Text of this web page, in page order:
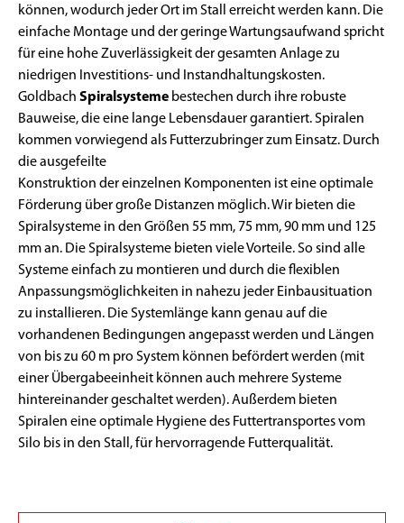
können, wodurch jeder Ort im Stall erreicht werden kann. Die
einfache Montage und der geringe Wartungsaufwand spricht
für eine hohe Zuverlässigkeit der gesamten Anlage zu
niedrigen Investitions- und Instandhaltungskosten.
Goldbach Spiralsysteme bestechen durch ihre robuste
Bauweise, die eine lange Lebensdauer garantiert. Spiralen
kommen vorwiegend als Futterzubringer zum Einsatz. Durch
die ausgefeilte
Konstruktion der einzelnen Komponenten ist eine optimale
Förderung über große Distanzen möglich. Wir bieten die
Spiralsysteme in den Größen 55 mm, 75 mm, 90 mm und 125
mm an. Die Spiralsysteme bieten viele Vorteile. So sind alle
Systeme einfach zu montieren und durch die flexiblen
Anpassungsmöglichkeiten in nahezu jeder Einbausituation
zu installieren. Die Systemlänge kann genau auf die
vorhandenen Bedingungen angepasst werden und Längen
von bis zu 60 m pro System können befördert werden (mit
einer Übergabeeinheit können auch mehrere Systeme
hintereinander geschaltet werden). Außerdem bieten
Spiralen eine optimale Hygiene des Futtertransportes vom
Silo bis in den Stall, für hervorragende Futterqualität.